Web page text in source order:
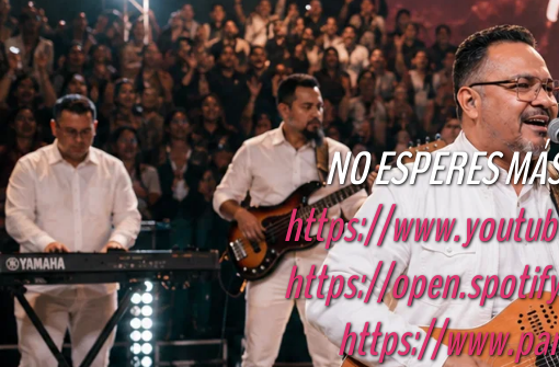
NO ESPERES
https://
https://
https://